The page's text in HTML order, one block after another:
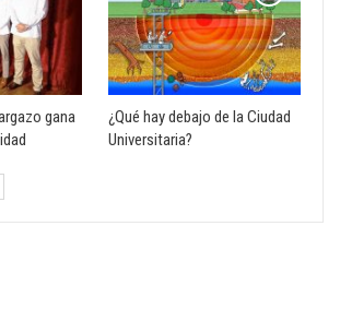
gana
¿Qué hay debajo de la Ciudad
Universitaria?